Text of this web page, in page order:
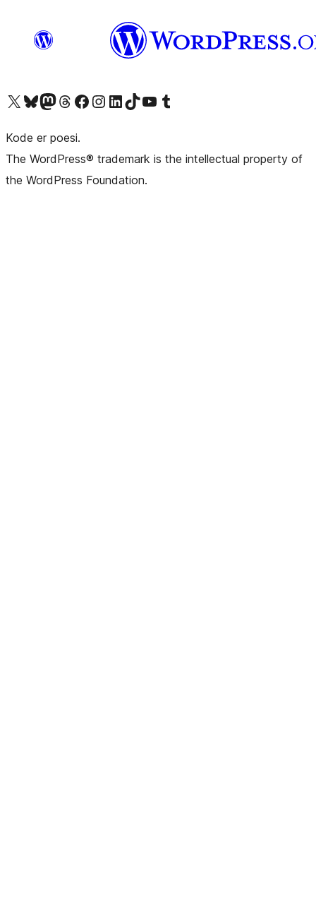
Besøk vår konto på X Visit our Bluesky account
Besøk vår Mastodon-konto
Visit our Threads account
Besøk vår Facebook-sideBesøk vår Instagram-konto
Besøk vår LinkedIn-konto
Visit our TikTok account
Visit our YouTube channel
Visit our Tumblr account
Kode er poesi.
The WordPress® trademark is the intellectual property of
the WordPress Foundation.